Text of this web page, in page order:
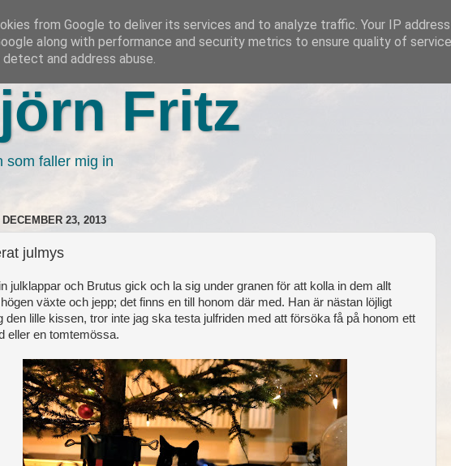
Fritz
som faller mig in
DECEMBER 23, 2013
julmys
julklappar och Brutus gick och la sig under granen för att kolla in dem allt
växte och jepp; det finns en till honom där med. Han är nästan löjligt
den lille kissen, tror inte jag ska testa julfriden med att försöka få på honom ett
eller en tomtemössa.
from Google to deliver its services and to analyze traffic. Your IP
along with performance and security metrics to ensure quality of
and address abuse.